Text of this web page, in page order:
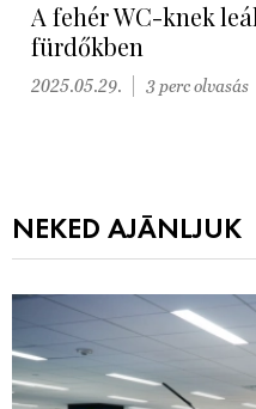
A fehér WC-knek
fürdőkben
2025.05.29. 3 perc olvasás
NEKED AJÁNLJUK